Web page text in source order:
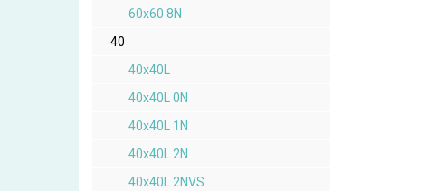
60x60 8N
40
40x40L
40x40L 0N
40x40L 1N
40x40L 2N
40x40L 2NVS